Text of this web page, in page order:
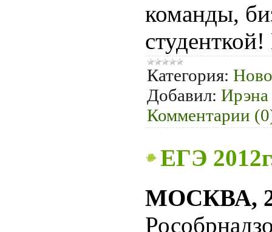
команды,
Категория:
Добавил: Ирэна
Комментарии
ЕГЭ
МОСКВА,